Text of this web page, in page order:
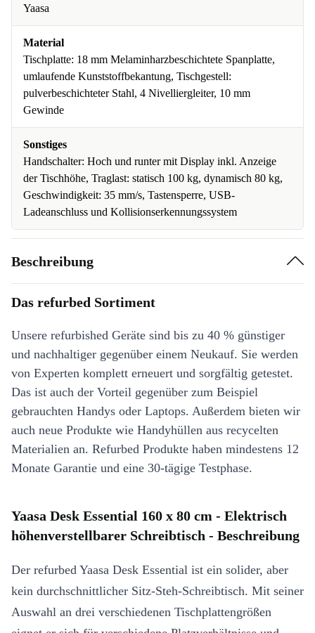
Yaasa
Material
Tischplatte: 18 mm Melaminharzbeschichtete Spanplatte,
umlaufende Kunststoffbekantung, Tischgestell:
pulverbeschichteter Stahl, 4 Nivelliergleiter, 10 mm
Gewinde
Sonstiges
Handschalter: Hoch und runter mit Display inkl. Anzeige
der Tischhöhe, Traglast: statisch 100 kg, dynamisch 80 kg,
Geschwindigkeit: 35 mm/s, Tastensperre, USB-
Ladeanschluss und Kollisionserkennungssystem
Beschreibung
Das refurbed Sortiment
Unsere refurbished Geräte sind bis zu 40 % günstiger
und nachhaltiger gegenüber einem Neukauf. Sie werden
von Experten komplett erneuert und sorgfältig getestet.
Das ist auch der Vorteil gegenüber zum Beispiel
gebrauchten Handys oder Laptops. Außerdem bieten wir
auch neue Produkte wie Handyhüllen aus recycelten
Materialien an. Refurbed Produkte haben mindestens 12
Monate Garantie und eine 30-tägige Testphase.
Yaasa Desk Essential 160 x 80 cm - Elektrisch
höhenverstellbarer Schreibtisch - Beschreibung
Der refurbed Yaasa Desk Essential ist ein solider, aber
kein durchschnittlicher Sitz-Steh-Schreibtisch. Mit seiner
Auswahl an drei verschiedenen Tischplattengrößen